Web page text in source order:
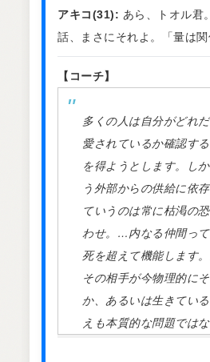
アキコ(31): あら、トオル君
話、まさにそれよ。「量は関
【コーチ】
多くの人は自分がどれ
愛されているか確認す
を得ようとします。し
う外部からの供給に依
ていうのは常に枯渇の
わせ。…内なる仲間っ
死を超えて機能します
その相手が今物理的に
か、あるいは生きてい
えも本質的な問題ではな